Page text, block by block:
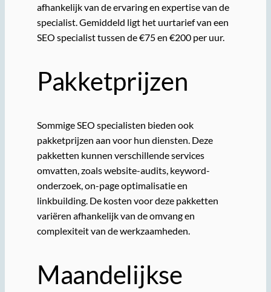
afhankelijk van de ervaring en expertise van de
specialist. Gemiddeld ligt het uurtarief van een
SEO specialist tussen de €75 en €200 per uur.
Pakketprijzen
Sommige SEO specialisten bieden ook
pakketprijzen aan voor hun diensten. Deze
pakketten kunnen verschillende services
omvatten, zoals website-audits, keyword-
onderzoek, on-page optimalisatie en
linkbuilding. De kosten voor deze pakketten
variëren afhankelijk van de omvang en
complexiteit van de werkzaamheden.
Maandelijkse